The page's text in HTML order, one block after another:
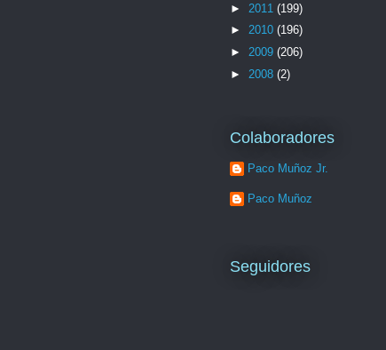
► 2011 (199)
► 2010 (196)
► 2009 (206)
► 2008 (2)
Colaboradores
Paco Muñoz Jr.
Paco Muñoz
Seguidores